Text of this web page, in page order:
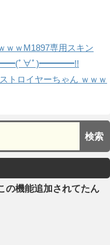
ｗｗM1897専用スキン
ﾟ∀ﾟ)━━━━!!
トロイヤーちゃん ｗｗｗ
の機能追加されてたん